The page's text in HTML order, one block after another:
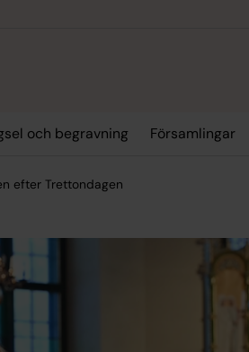
och begravning Församlingar
efter Trettondagen